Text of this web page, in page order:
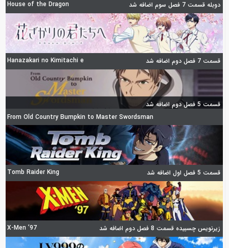
دوبله قسمت 7 فصل سوم اضافه شد House of the Dragon
قسمت 7 فصل دوم اضافه شد Hanazakari no Kimitachi e
قسمت 5 فصل دوم اضافه شد
From Old Country Bumpkin to Master Swordsman
قسمت 5 فصل اول اضافه شد Tomb Raider King
زیرنویس چسبیده قسمت 8 فصل دوم اضافه شد X-Men ’97